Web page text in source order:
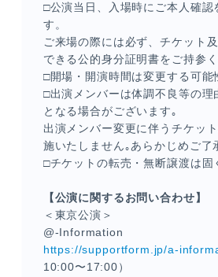
□公演当日、入場時にご本人確認
す。
ご来場の際には必ず、チケット
できる公的身分証明書をご持参く
□開場・開演時間は変更する可能
□出演メンバーは体調不良等の理
となる場合がございます｡
出演メンバー変更に伴うチケッ
施いたしません｡あらかじめご了
□チケットの転売・無断譲渡は固
【公演に関するお問い合わせ】
＜東京公演＞
@-Information
https://supportform.jp/a-
10:00〜17:00）